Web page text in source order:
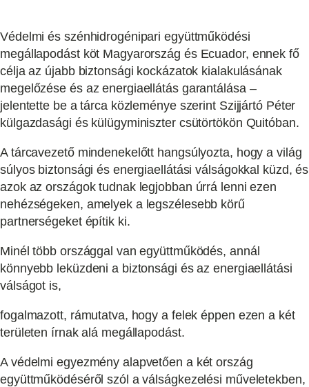
Védelmi és szénhidrogénipari együttműködési
megállapodást köt Magyarország és Ecuador, ennek fő
célja az újabb biztonsági kockázatok kialakulásának
megelőzése és az energiaellátás garantálása –
jelentette be a tárca közleménye szerint Szijjártó Péter
külgazdasági és külügyminiszter csütörtökön Quitóban.
A tárcavezető mindenekelőtt hangsúlyozta, hogy a világ
súlyos biztonsági és energiaellátási válságokkal küzd, és
azok az országok tudnak legjobban úrrá lenni ezen
nehézségeken, amelyek a legszélesebb körű
partnerségeket építik ki.
Minél több országgal van együttműködés, annál
könnyebb leküzdeni a biztonsági és az energiaellátási
válságot is,
fogalmazott, rámutatva, hogy a felek éppen ezen a két
területen írnak alá megállapodást.
A védelmi egyezmény alapvetően a két ország
együttműködéséről szól a válságkezelési műveletekben,